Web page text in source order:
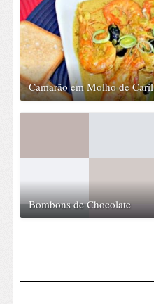
Camarão em Molho de Caril
Bombons de Chocolate